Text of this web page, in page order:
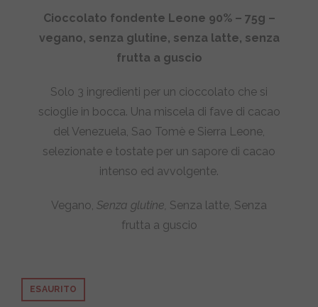
Cioccolato fondente Leone 90% – 75g –
vegano, senza glutine, senza latte, senza
frutta a guscio
Solo 3 ingredienti per un cioccolato che si
scioglie in bocca. Una miscela di fave di cacao
del Venezuela, Sao Tomè e Sierra Leone,
selezionate e tostate per un sapore di cacao
intenso ed avvolgente.
Vegano, Senza glutine, Senza latte, Senza
frutta a guscio
ESAURITO